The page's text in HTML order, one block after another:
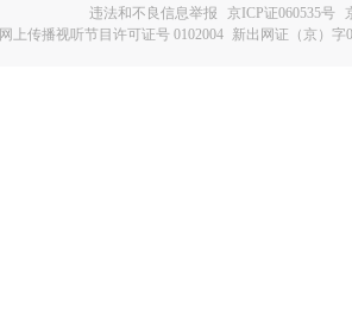
违法和不良信息举报 京ICP证060535号
网上传播视听节目许可证号 0102004 新出网证（京）